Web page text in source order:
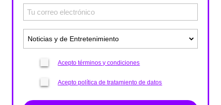
Acepto términos y condiciones
Acepto política de tratamiento de datos